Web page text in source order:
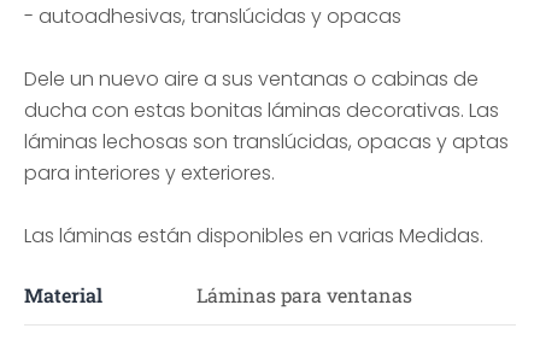
- autoadhesivas, translúcidas y opacas
Dele un nuevo aire a sus ventanas o cabinas de
ducha con estas bonitas láminas decorativas. Las
láminas lechosas son translúcidas, opacas y aptas
para interiores y exteriores.
Las láminas están disponibles en varias Medidas.
Material Láminas para ventanas